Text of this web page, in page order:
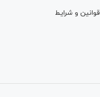
قوانین و شرایط